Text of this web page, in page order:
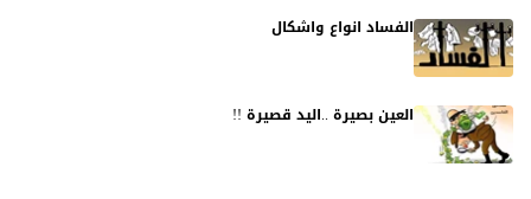
الفساد انواع واشكال
العين بصيرة ..اليد قصيرة !!